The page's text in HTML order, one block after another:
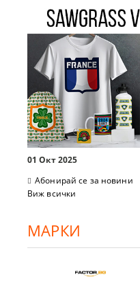
01 Окт 2025
Абонирай се за новини
Виж всички
МАРКИ